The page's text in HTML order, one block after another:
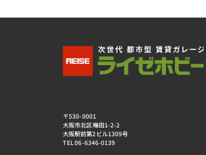
〒530-0001
大阪市北区梅田1-2-2
大阪駅前第2ビル1309号
TEL 06-6346-0139